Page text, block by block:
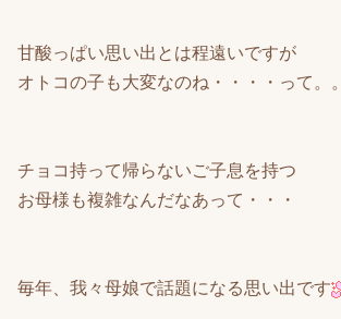
甘酸っぱい思い出とは程遠いですが
オトコの子も大変なのね・・・・って。。
チョコ持って帰らないご子息を持つ
お母様も複雑なんだなあって・・・
毎年、我々母娘で話題になる思い出です